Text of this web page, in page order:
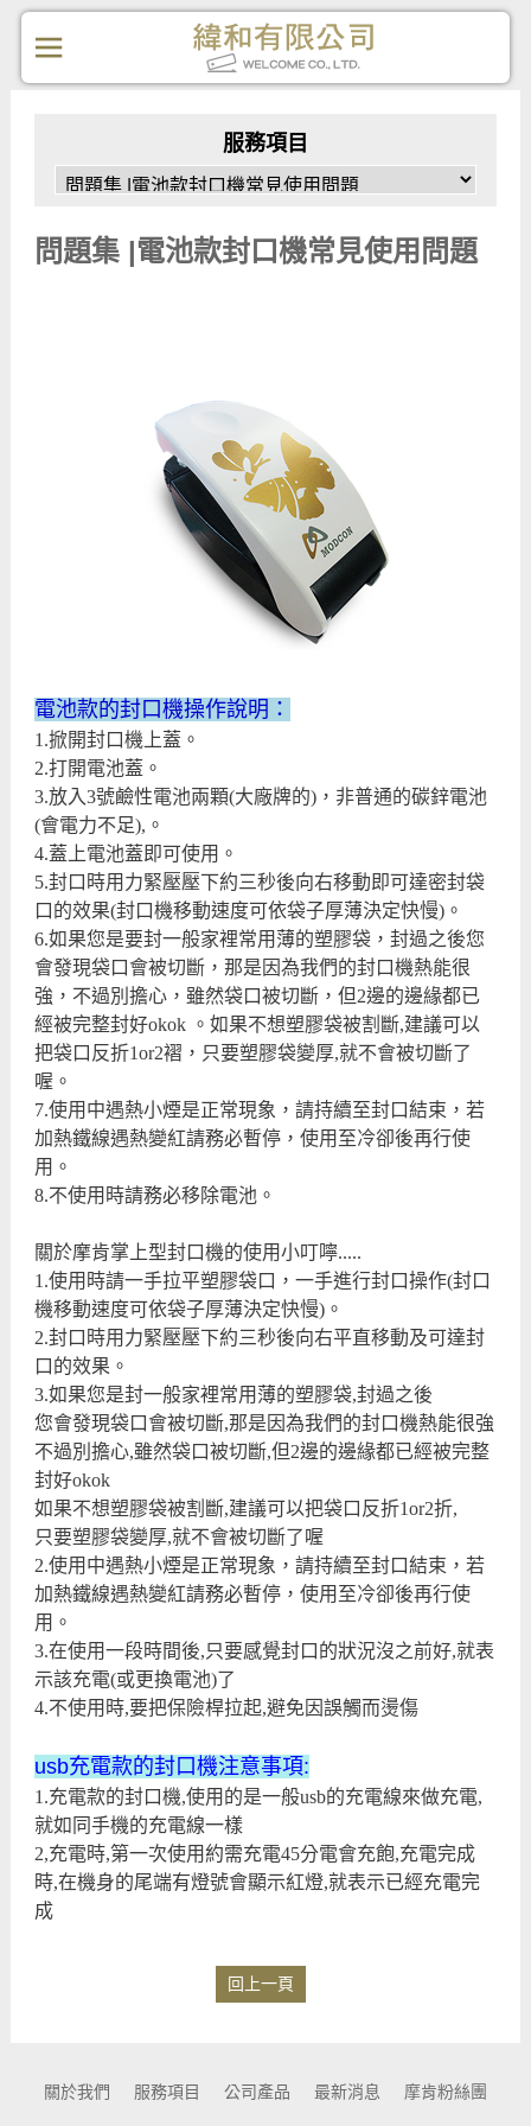
服務項目
問題集 |電池款封口機常見使用問題
電池款的封口機操作說明：
1.掀開封口機上蓋。
2.打開電池蓋。
3.放入3號鹼性電池兩顆(大廠牌的)，非普通的碳鋅電池
(會電力不足),。
4.蓋上電池蓋即可使用。
5.封口時用力緊壓壓下約三秒後向右移動即可達密封袋
口的效果(封口機移動速度可依袋子厚薄決定快慢)。
6.如果您是要封一般家裡常用薄的塑膠袋，封過之後您
會發現袋口會被切斷，那是因為我們的封口機熱能很
強，不過別擔心，雖然袋口被切斷，但2邊的邊緣都已
經被完整封好okok 。如果不想塑膠袋被割斷,建議可以
把袋口反折1or2褶，只要塑膠袋變厚,就不會被切斷了
喔。
7.使用中遇熱小煙是正常現象，請持續至封口結束，若
加熱鐵線遇熱變紅請務必暫停，使用至冷卻後再行使
用。
8.不使用時請務必移除電池。
關於摩肯掌上型封口機的使用小叮嚀.....
1.使用時請一手拉平塑膠袋口，一手進行封口操作(封口
機移動速度可依袋子厚薄決定快慢)。
2.封口時用力緊壓壓下約三秒後向右平直移動及可達封
口的效果。
3.如果您是封一般家裡常用薄的塑膠袋,封過之後
您會發現袋口會被切斷,那是因為我們的封口機熱能很強
不過別擔心,雖然袋口被切斷,但2邊的邊緣都已經被完整
封好okok
如果不想塑膠袋被割斷,建議可以把袋口反折1or2折,
只要塑膠袋變厚,就不會被切斷了喔
2.使用中遇熱小煙是正常現象，請持續至封口結束，若
加熱鐵線遇熱變紅請務必暫停，使用至冷卻後再行使
用。
3.在使用一段時間後,只要感覺封口的狀況沒之前好,就表
示該充電(或更換電池)了
4.不使用時,要把保險桿拉起,避免因誤觸而燙傷
usb充電款的封口機注意事項:
1.充電款的封口機,使用的是一般usb的充電線來做充電,
就如同手機的充電線一樣
2,充電時,第一次使用約需充電45分電會充飽,充電完成
時,在機身的尾端有燈號會顯示紅燈,就表示已經充電完
成
回上一頁
關於我們 服務項目 公司產品 最新消息 摩肯粉絲團